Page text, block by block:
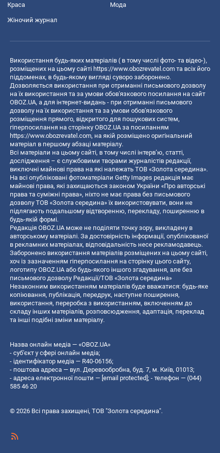
Краса Мода
Жіночий журнал
Використання будь-яких матеріалів ( в тому числі фото- та відео-),
розміщених на цьому сайті https://www.obozrevatel.com та всіх його
піддоменах, в будь-якому вигляді суворо заборонено.
Дозволяється використання при отриманні письмового дозволу
на їх використання та за умови обов'язкового посилання на сайт
OBOZ.UA, а для інтернет-видань - при отриманні письмового
дозволу на їх використання та за умови обов'язкового
розміщення прямого, відкритого для пошукових систем,
гіперпосилання на сторінку OBOZ.UA за посиланням
https://www.obozrevatel.com, на якій розміщено оригінальний
матеріал в першому абзаці матеріалу.
Всі матеріали на цьому сайті, в тому числі інтерв’ю, статті,
дослідження – є службовими творами журналістів редакції,
виключні майнові права на які належать ТОВ «Золота середина».
На всі опубліковані фотоматеріали Getty Images редакція має
майнові права, які захищаються законом України «Про авторські
права та суміжні права», ніхто не має права без письмового
дозволу ТОВ «Золота середина» їх використовувати, вони не
підлягають подальшому відтворенню, перекладу, поширенню в
будь-якій формі.
Редакція OBOZ.UA може не поділяти точку зору, викладену в
авторському матеріалі. За достовірність інформації, опублікованої
в рекламних матеріалах, відповідальність несе рекламодавець.
Заборонено використання матеріалів розміщених на цьому сайті,
хоч із зазначенням гіперпосилання на сторінку цього сайту,
логотипу OBOZ.UA або будь-якого іншого згадування, але без
письмового дозволу Редакції/ТОВ «Золота середина»
Незаконним використанням матеріалів буде вважатися: будь-яке
копiювання, публiкацiя, передрук, наступне поширення,
використання, переробка з використанням, включенням до
складу інших матеріалів, розповсюдження, адаптація, переклад
та інші подібні зміни матеріалу.
Назва онлайн медіа — «OBOZ.UA»
- суб'єкт у сфері онлайн медіа;
- ідентифікатор медіа — R40-06156;
- поштова адреса — вул. Деревообробна, буд. 7, м. Київ, 01013;
- адреса електронної пошти — [email protected]; - телефон — (044)
585 46 20
© 2026 Всі права захищені, ТОВ "Золота середина".